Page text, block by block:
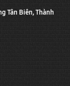
Tân Biên, Thành